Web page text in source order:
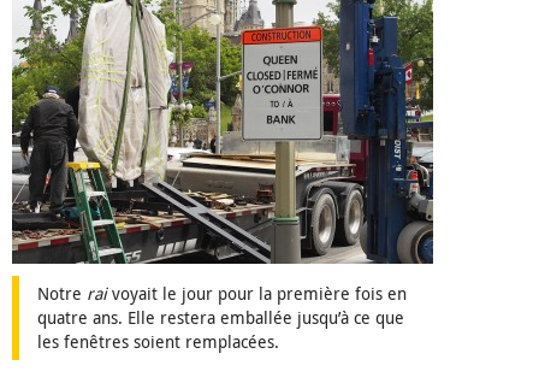
Notre raivoyait le jour pour la première fois en
quatre ans. Elle restera emballée jusqu’à ce que
les fenêtres soient remplacées.